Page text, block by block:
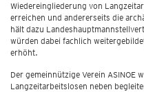
Wiedereingliederung von
erreichen und andererseits die
hält dazu
würden dabei fachlich
erhöht.
Der gemeinnützige Verein
Langzeitarbeitslosen neben